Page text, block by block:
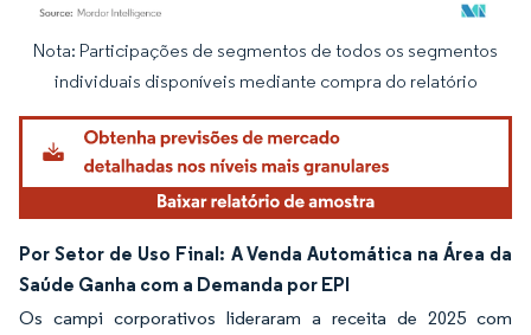
Imagem © Mordor Intelligence. O reuso requer atribuição conforme CC BY 4.0.
Nota: Participações de segmentos de todos os segmentos
individuais disponíveis mediante compra do relatório
Por Setor de Uso Final: A Venda Automática na Área da
Saúde Ganha com a Demanda por EPI
Os campi corporativos lideraram a receita de 2025 com